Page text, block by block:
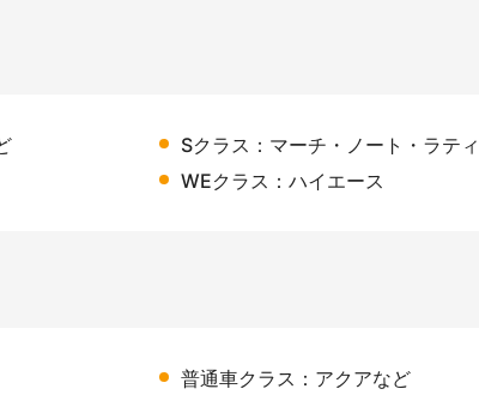
Sクラス：マーチ・ノート・ラテ
WEクラス：ハイエース
普通車クラス：アクアなど